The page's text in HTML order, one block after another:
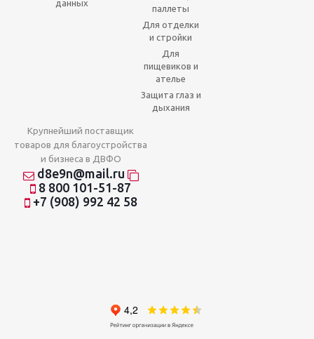
данных
паллеты
Для отделки
и стройки
Для
пищевиков и
ателье
Защита глаз и
дыхания
Крупнейший поставщик
товаров для благоустройства
и бизнеса в ДВФО
d8e9n@mail.ru
8 800 101-51-87
+7 (908) 992 42 58